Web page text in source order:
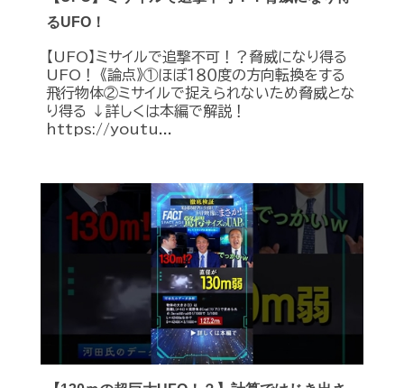
るUFO！
【UFO】ミサイルで追撃不可！？脅威になり得る
UFO！ 《論点》①ほぼ１８０度の方向転換をする
飛行物体②ミサイルで捉えられないため脅威とな
り得る ↓詳しくは本編で解説！
https://youtu...